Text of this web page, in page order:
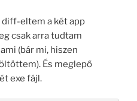
eltem a két app
csak arra tudtam
(bár mi, hiszen
És meglepő
exe fájl.